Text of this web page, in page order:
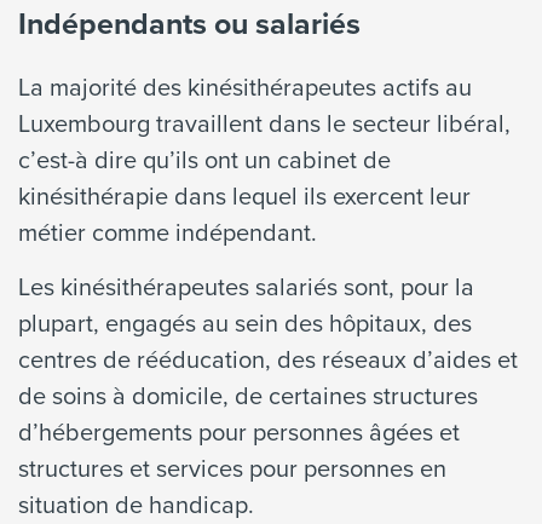
Indépendants ou salariés
La majorité des kinésithérapeutes actifs au
Luxembourg travaillent dans le secteur libéral,
c’est-à dire qu’ils ont un cabinet de
kinésithérapie dans lequel ils exercent leur
métier comme indépendant.
Les kinésithérapeutes salariés sont, pour la
plupart, engagés au sein des hôpitaux, des
centres de rééducation, des réseaux d’aides et
de soins à domicile, de certaines structures
d’hébergements pour personnes âgées et
structures et services pour personnes en
situation de handicap.